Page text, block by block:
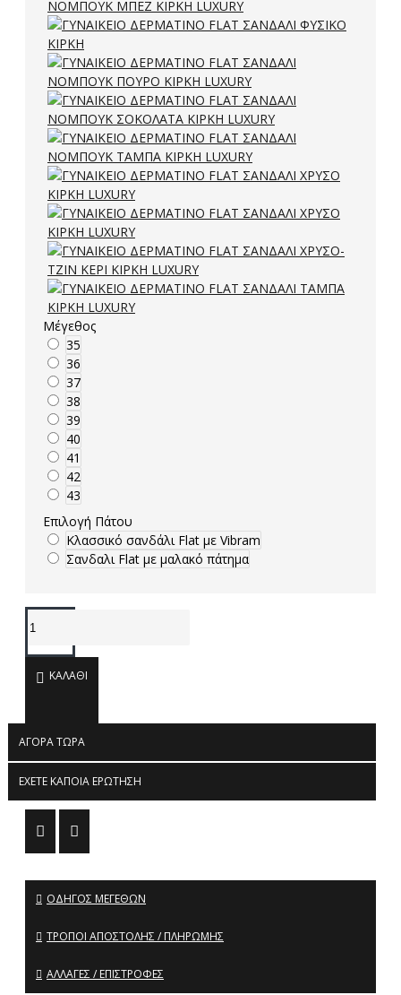
Μέγεθος
35
36
37
38
39
40
41
42
43
Επιλογή Πάτου
Κλασσικό σανδάλι Flat με Vibram
Σανδαλι Flat με μαλακό πάτημα
ΚΑΛΆΘΙ
ΑΓΟΡΆ ΤΏΡΑ
ΈΧΕΤΕ ΚΆΠΟΙΑ ΕΡΏΤΗΣΗ
ΟΔΗΓΌΣ ΜΕΓΕΘΏΝ
ΤΡΌΠΟΙ ΑΠΟΣΤΟΛΉΣ / ΠΛΗΡΩΜΉΣ
ΑΛΛΑΓΈΣ / ΕΠΙΣΤΡΟΦΈΣ